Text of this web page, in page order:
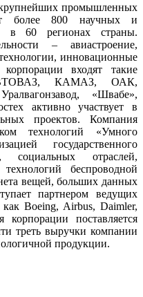
крупнейших промышленных
более 800 научных и
в 60 регионах страны.
– авиастроение,
инновационные
входят такие
КАМАЗ, ОАК,
«Швабе»,
активно участвует в
проектов. Компания
технологий «Умного
государственного
социальных отраслей,
беспроводной
вещей, больших данных
партнером ведущих
Boeing, Airbus, Daimler,
поставляется
треть выручки компании
продукции.